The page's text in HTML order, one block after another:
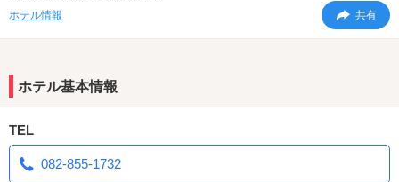
ホテル情報
共有
ホテル基本情報
TEL
082-855-1732